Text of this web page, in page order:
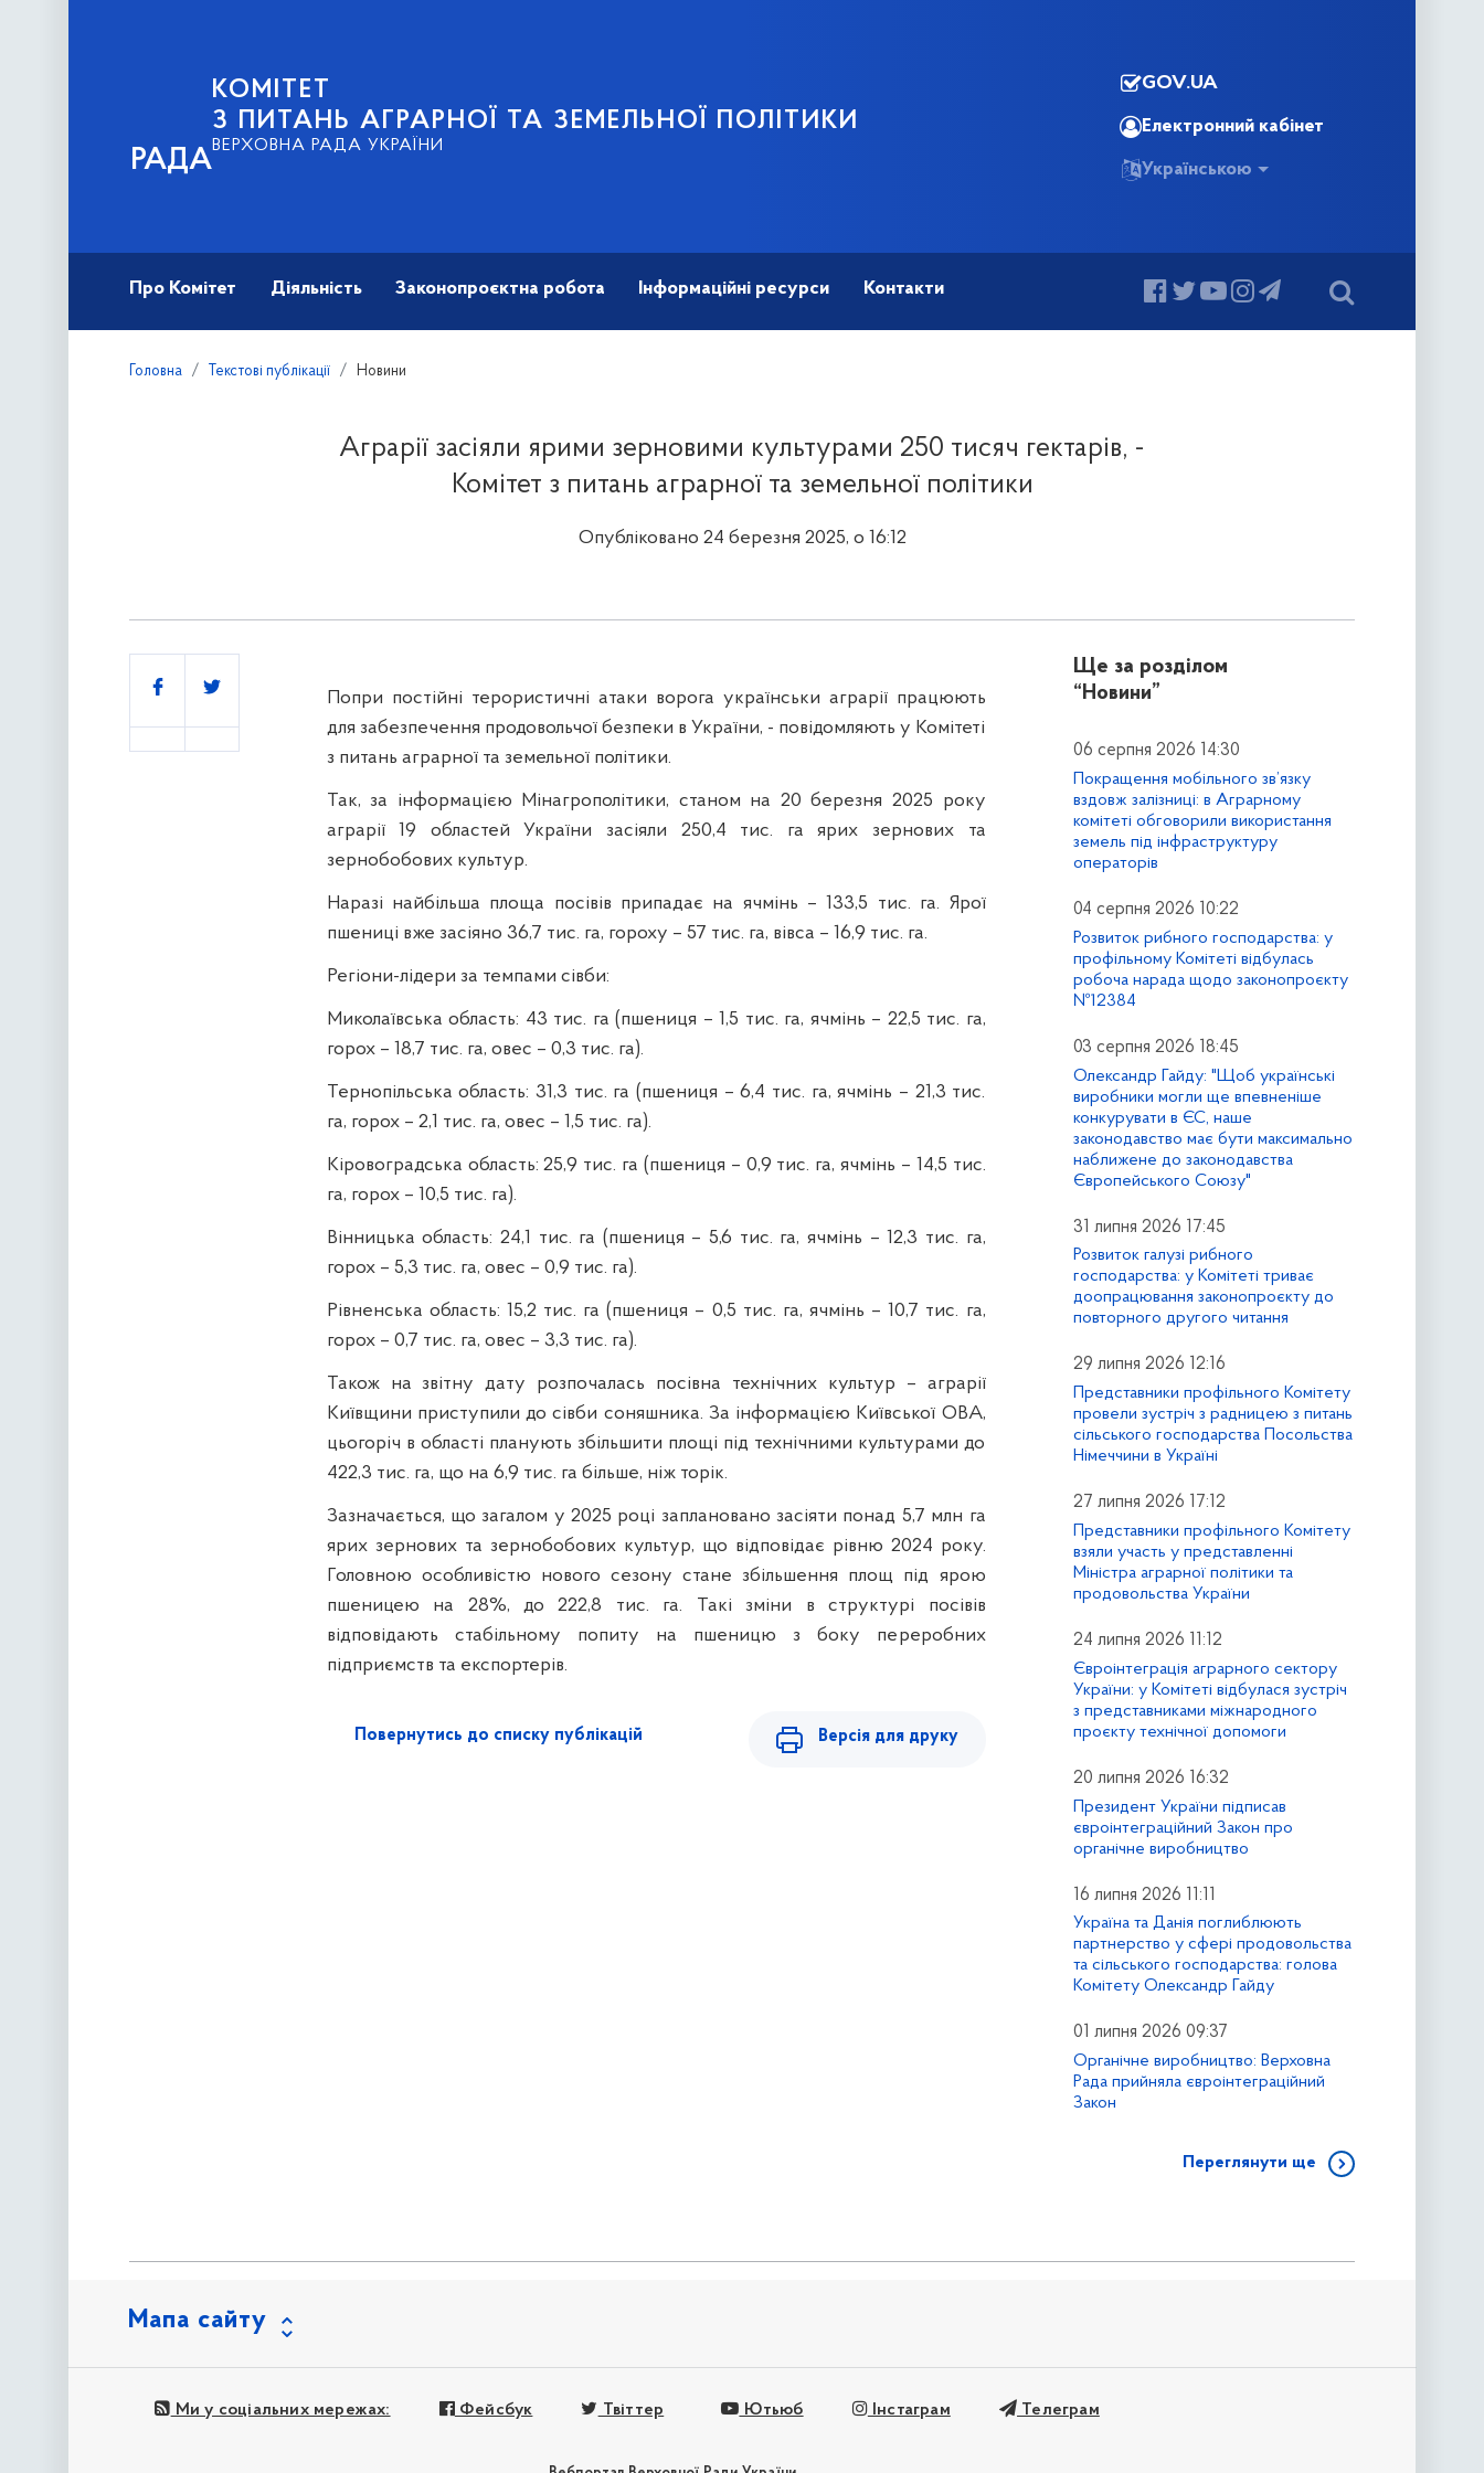
РАДА
КОМІТЕТ
З ПИТАНЬ АГРАРНОЇ ТА ЗЕМЕЛЬНОЇ ПОЛІТИКИ
ВЕРХОВНА РАДА УКРАЇНИ
GOV.UA
Електронний кабінет
Українською
Про Комітет Діяльність Законопроєктна робота Інформаційні ресурси Контакти
Головна Текстові публікації Новини
Аграрії засіяли ярими зерновими культурами 250 тисяч гектарів, -
Комітет з питань аграрної та земельної політики
Опубліковано 24 березня 2025, о 16:12
Попри постійні терористичні атаки ворога українськи аграрії працюють
для забезпечення продовольчої безпеки в України, - повідомляють у Комітеті
з питань аграрної та земельної політики.
Так, за інформацією Мінагрополітики, станом на 20 березня 2025 року
аграрії 19 областей України засіяли 250,4 тис. га ярих зернових та
зернобобових культур.
Наразі найбільша площа посівів припадає на ячмінь – 133,5 тис. га. Ярої
пшениці вже засіяно 36,7 тис. га, гороху – 57 тис. га, вівса – 16,9 тис. га.
Регіони-лідери за темпами сівби:
Миколаївська область: 43 тис. га (пшениця – 1,5 тис. га, ячмінь – 22,5 тис. га,
горох – 18,7 тис. га, овес – 0,3 тис. га).
Тернопільська область: 31,3 тис. га (пшениця – 6,4 тис. га, ячмінь – 21,3 тис.
га, горох – 2,1 тис. га, овес – 1,5 тис. га).
Кіровоградська область: 25,9 тис. га (пшениця – 0,9 тис. га, ячмінь – 14,5 тис.
га, горох – 10,5 тис. га).
Вінницька область: 24,1 тис. га (пшениця – 5,6 тис. га, ячмінь – 12,3 тис. га,
горох – 5,3 тис. га, овес – 0,9 тис. га).
Рівненська область: 15,2 тис. га (пшениця – 0,5 тис. га, ячмінь – 10,7 тис. га,
горох – 0,7 тис. га, овес – 3,3 тис. га).
Також на звітну дату розпочалась посівна технічних культур – аграрії
Київщини приступили до сівби соняшника. За інформацією Київської ОВА,
цьогоріч в області планують збільшити площі під технічними культурами до
422,3 тис. га, що на 6,9 тис. га більше, ніж торік.
Зазначається, що загалом у 2025 році заплановано засіяти понад 5,7 млн га
ярих зернових та зернобобових культур, що відповідає рівню 2024 року.
Головною особливістю нового сезону стане збільшення площ під ярою
пшеницею на 28%, до 222,8 тис. га. Такі зміни в структурі посівів
відповідають стабільному попиту на пшеницю з боку переробних
підприємств та експортерів.
Поділитись
Повернутись до списку публікацій Версія для друку
Ще за розділом
“Новини”
06 серпня 2026 14:30
Покращення мобільного зв’язку
вздовж залізниці: в Аграрному
комітеті обговорили використання
земель під інфраструктуру
операторів
04 серпня 2026 10:22
Розвиток рибного господарства: у
профільному Комітеті відбулась
робоча нарада щодо законопроєкту
№12384
03 серпня 2026 18:45
Олександр Гайду: "Щоб українські
виробники могли ще впевненіше
конкурувати в ЄС, наше
законодавство має бути максимально
наближене до законодавства
Європейського Союзу"
31 липня 2026 17:45
Розвиток галузі рибного
господарства: у Комітеті триває
доопрацювання законопроєкту до
повторного другого читання
29 липня 2026 12:16
Представники профільного Комітету
провели зустріч з радницею з питань
сільського господарства Посольства
Німеччини в Україні
27 липня 2026 17:12
Представники профільного Комітету
взяли участь у представленні
Міністра аграрної політики та
продовольства України
24 липня 2026 11:12
Євроінтеграція аграрного сектору
України: у Комітеті відбулася зустріч
з представниками міжнародного
проєкту технічної допомоги
20 липня 2026 16:32
Президент України підписав
євроінтеграційний Закон про
органічне виробництво
16 липня 2026 11:11
Україна та Данія поглиблюють
партнерство у сфері продовольства
та сільського господарства: голова
Комітету Олександр Гайду
01 липня 2026 09:37
Органічне виробництво: Верховна
Рада прийняла євроінтеграційний
Закон
Переглянути ще
Мапа сайту
Ми у соціальних мережах: Фейсбук Твіттер Ютьюб Інстаграм Телеграм